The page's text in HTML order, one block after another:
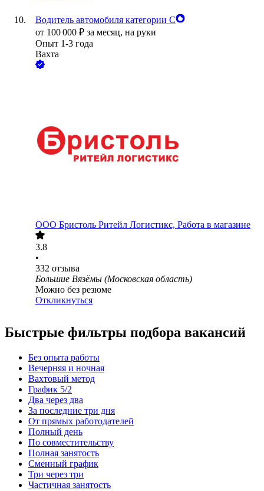
Водитель автомобиля категории С
от 100 000 ₽ за месяц, на руки
Опыт 1-3 года
Вахта
ООО Бристоль Ритейл Логистикс, Работа в магазине
3.8
•
332 отзыва
Большие Вязёмы (Московская область)
Можно без резюме
Откликнуться
Быстрые фильтры подбора вакансий
Без опыта работы
Вечерняя и ночная
Вахтовый метод
График 5/2
Два через два
За последние три дня
От прямых работодателей
Полный день
По совместительству
Полная занятость
Сменный график
Три через три
Частичная занятость